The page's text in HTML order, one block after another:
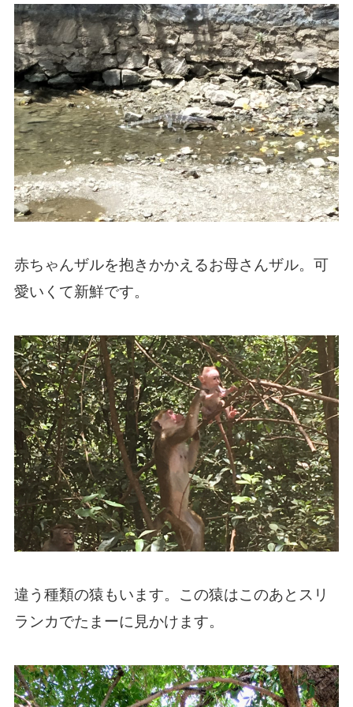
赤ちゃんザルを抱きかかえるお母さんザル。可
愛いくて新鮮です。
違う種類の猿もいます。この猿はこのあとスリ
ランカでたまーに見かけます。